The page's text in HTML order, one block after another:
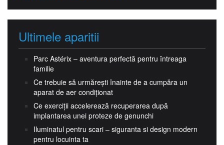
Ultimele aparitii
Parc Astérix – aventura perfectă pentru întreaga
familie
Ce trebuie să urmărești înainte de a cumpăra un
aparat de aer condiționat
Ce exerciții accelerează recuperarea după
implantarea unei proteze de genunchi
Iluminatul pentru scari – siguranta si design modern
pentru locuinta ta